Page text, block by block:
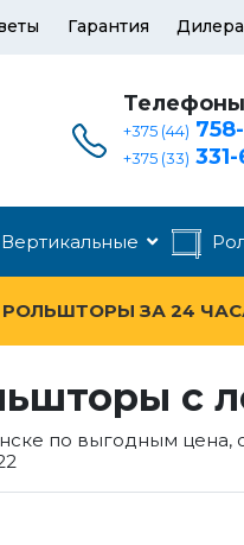
Гарантия
+375 (44)
+375 (33)
Вертикальные
ЗА 24
с
по выгодным цена,